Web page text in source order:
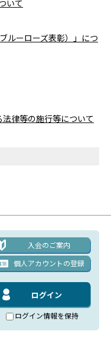
いて
ルーローズ表彰）」につ
律等の施行等について
入会のご案内
個人アカウントの登録
ログイン情報を保持